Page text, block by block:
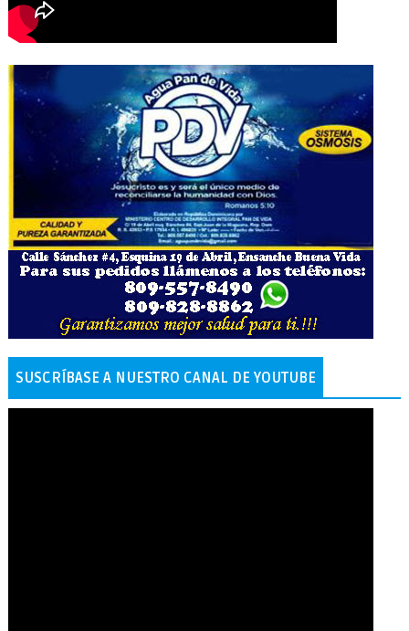
SUSCRÍBASE A NUESTRO CANAL DE YOUTUBE